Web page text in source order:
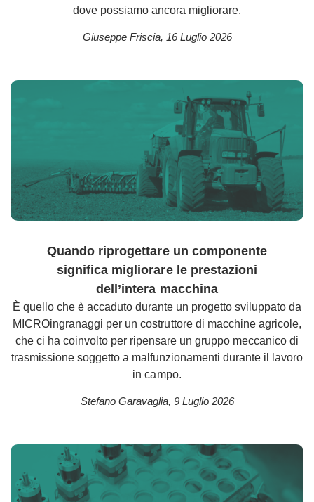
dove possiamo ancora migliorare.
Giuseppe Friscia, 16 Luglio 2026
Quando riprogettare un componente
significa migliorare le prestazioni
dell’intera macchina
È quello che è accaduto durante un progetto sviluppato da
MICROingranaggi per un costruttore di macchine agricole,
che ci ha coinvolto per ripensare un gruppo meccanico di
trasmissione soggetto a malfunzionamenti durante il lavoro
in campo.
Stefano Garavaglia, 9 Luglio 2026